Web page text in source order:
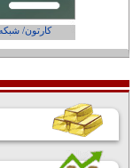
کارتون/